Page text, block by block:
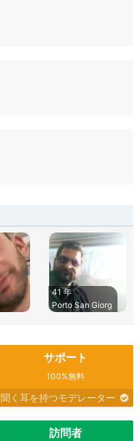
41 年
Porto San Giorg
サポート
100%無料
聞く耳を持つモデレーター
訪問者